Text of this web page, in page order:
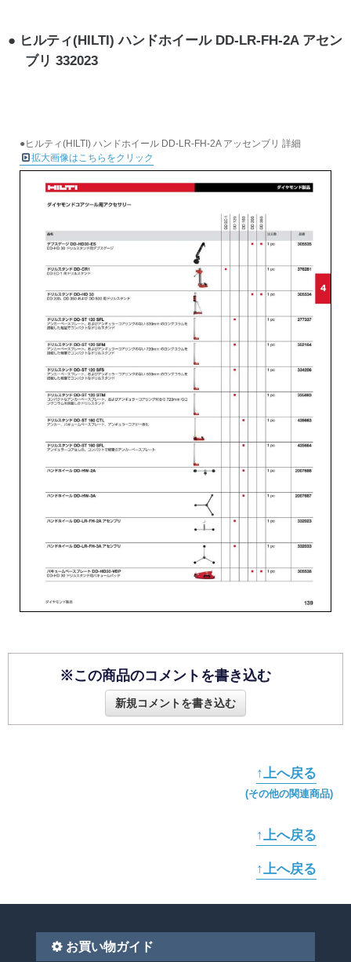
ヒルティ(HILTI) ハンドホイール DD-LR-FH-2A アセン
ブリ 332023
●ヒルティ(HILTI) ハンドホイール DD-LR-FH-2A アッセンブリ 詳細
拡大画像はこちらをクリック
※この商品のコメントを書き込む
新規コメントを書き込む
↑上へ戻る
(その他の関連商品)
↑上へ戻る
↑上へ戻る
お買い物ガイド